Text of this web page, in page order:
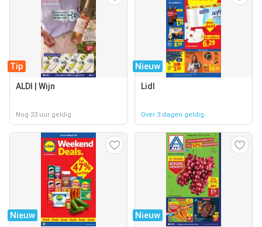
Tip
ALDI | Wijn
Nog 23 uur geldig
Nieuw
Lidl
Over 3 dagen geldig
Nieuw Nieuw